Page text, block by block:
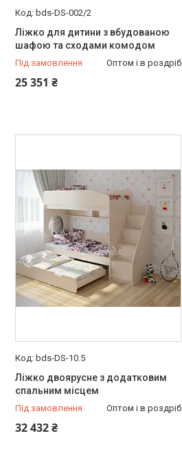
bds-DS-002/2
Ліжко для дитини з вбудованою
шафою та сходами комодом
Під замовлення Оптом і в роздріб
25 351 ₴
bds-DS-10.5
Ліжко двоярусне з додатковим
спальним місцем
Під замовлення Оптом і в роздріб
32 432 ₴